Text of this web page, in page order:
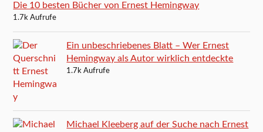
Die 10 besten Bücher von Ernest Hemingway
1.7k Aufrufe
Ein unbeschriebenes Blatt – Wer Ernest
Hemingway als Autor wirklich entdeckte
1.7k Aufrufe
Michael Kleeberg auf der Suche nach Ernest